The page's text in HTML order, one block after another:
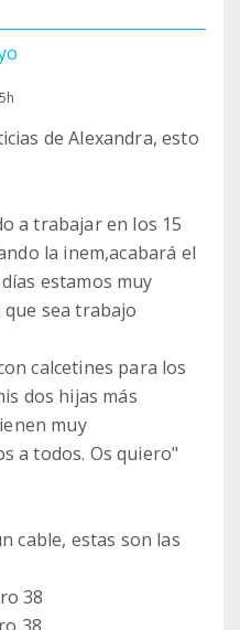
de Alexandra, esto
a trabajar en los 15
la inem,acabará el
estamos muy
sea trabajo
calcetines para los
dos hijas más
muy
a todos. Os quiero"
cable, estas son las
38